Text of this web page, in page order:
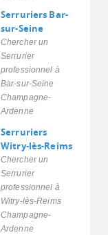
Serruriers Bar-
sur-Seine
Chercher un
Serrurier
professionnel à
Bar-sur-Seine
Champagne-
Ardenne
Serruriers
Witry-lès-Reims
Chercher un
Serrurier
professionnel à
Witry-lès-Reims
Champagne-
Ardenne